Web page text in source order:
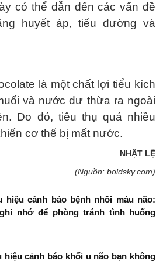
có thể dẫn đến các vấn đề
huyết áp, tiểu đường và
là một chất lợi tiểu kích
và nước dư thừa ra ngoài
Do đó, tiêu thụ quá nhiều
cơ thể bị mất nước.
NHẬT LỆ
(Nguồn: boldsky.com)
hiệu cảnh báo bệnh nhồi máu não:
nhớ để phòng tránh tình huống
hiệu cảnh báo khối u não bạn không